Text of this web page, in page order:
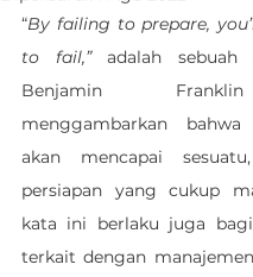
“By failing to prepare,
to fail,” adalah sebuah
Benjamin
menggambarkan
akan mencapai
persiapan yang cukup
kata ini berlaku juga bagi
terkait dengan